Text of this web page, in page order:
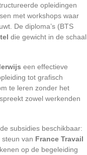
opleidingen
met workshops waar
De diploma’s (BTS
die gewicht in de schaal
een effectieve
tot grafisch
te leren zonder het
zowel werkenden
subsidies beschikbaar:
van France Travail
op de begeleiding